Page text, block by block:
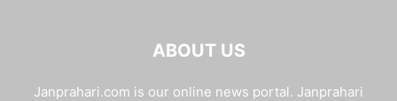
ABOUT US
Janprahari.com is our online news portal. Janprahari